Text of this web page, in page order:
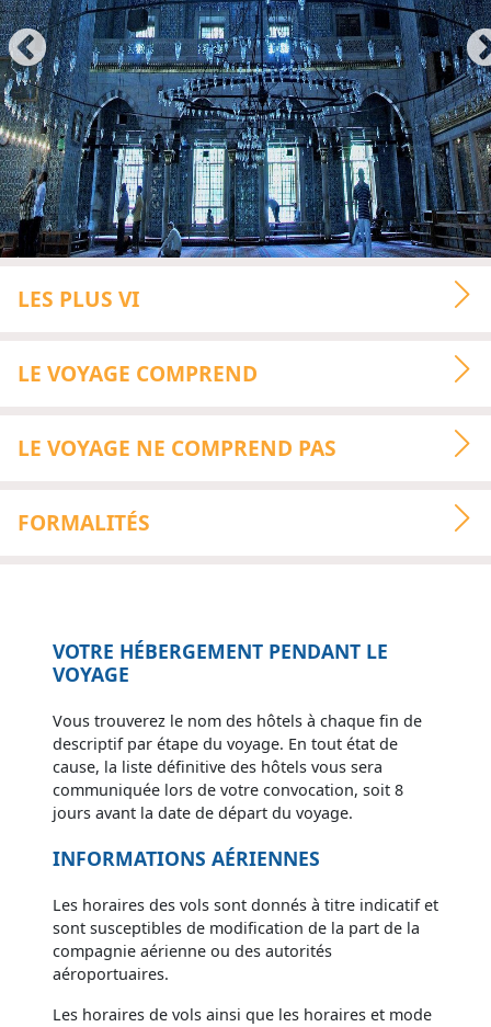
LES PLUS VI
LE VOYAGE COMPREND
LE VOYAGE NE COMPREND PAS
FORMALITÉS
VOTRE HÉBERGEMENT PENDANT LE
VOYAGE
Vous trouverez le nom des hôtels à chaque fin de
descriptif par étape du voyage. En tout état de
cause, la liste définitive des hôtels vous sera
communiquée lors de votre convocation, soit 8
jours avant la date de départ du voyage.
INFORMATIONS AÉRIENNES
Les horaires des vols sont donnés à titre indicatif et
sont susceptibles de modification de la part de la
compagnie aérienne ou des autorités
aéroportuaires.
Les horaires de vols ainsi que les horaires et mode